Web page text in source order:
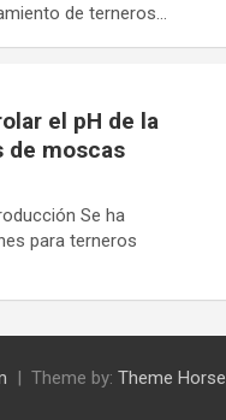
de terneros…
el pH de la
de moscas
Se ha
para terneros
Theme by: Theme Horse